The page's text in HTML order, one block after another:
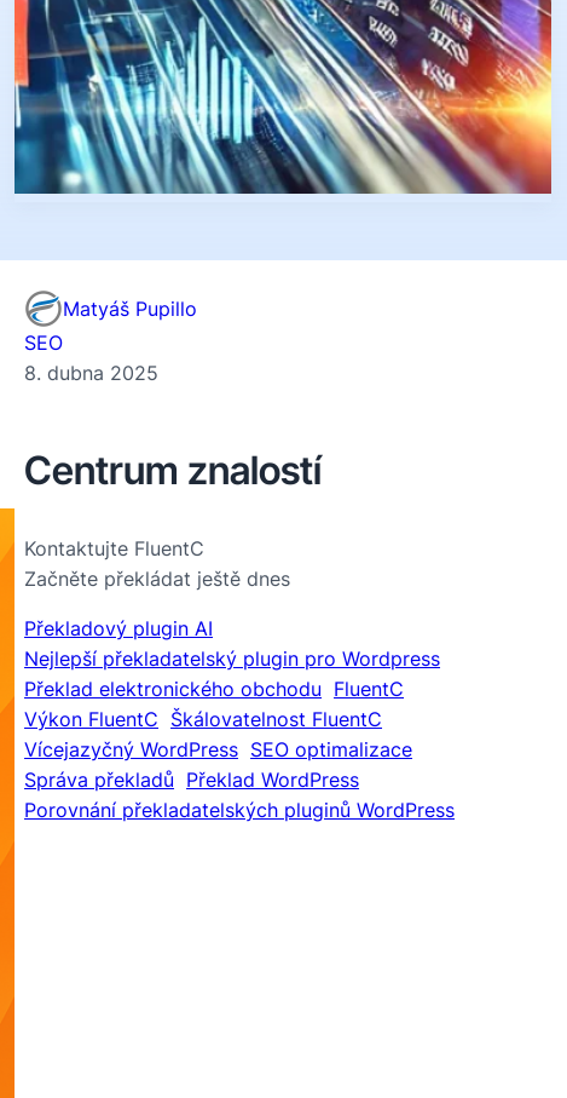
Matyáš Pupillo
SEO
8. dubna 2025
Centrum znalostí
Kontaktujte FluentC
Začněte překládat ještě dnes
Překladový plugin AI
Nejlepší překladatelský plugin pro Wordpress
Překlad elektronického obchodu FluentC
Výkon FluentC Škálovatelnost FluentC
Vícejazyčný WordPress SEO optimalizace
Správa překladů Překlad WordPress
Porovnání překladatelských pluginů WordPress